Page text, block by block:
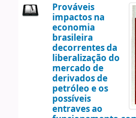
Prováveis
impactos na
economia
brasileira
decorrentes da
liberalização do
mercado de
derivados de
petróleo e os
possíveis
entraves ao